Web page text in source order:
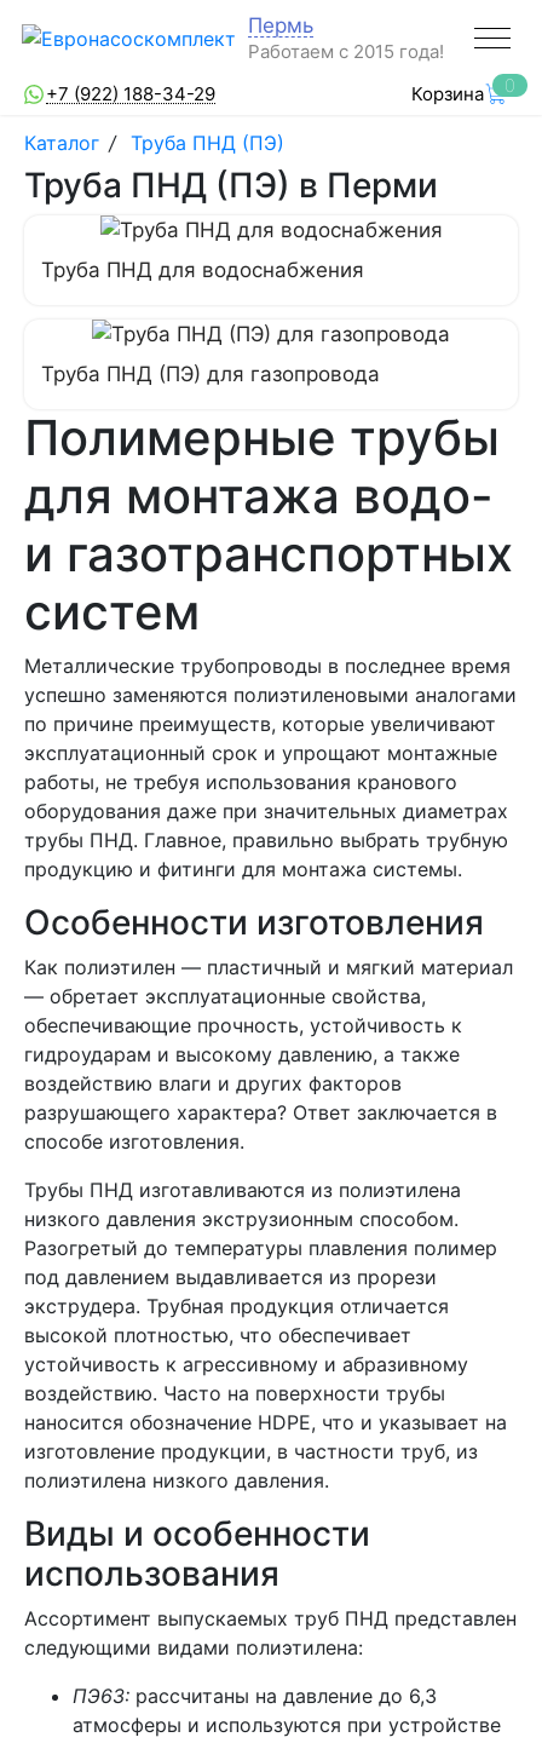
Пермь
Работаем с 2015 года!
+7 (922) 188-34-29
Корзина 0
Каталог / Труба ПНД (ПЭ)
Труба ПНД (ПЭ) в Перми
Труба ПНД для водоснабжения
Труба ПНД (ПЭ) для газопровода
Полимерные трубы
для монтажа водо-
и газотранспортных
систем
Металлические трубопроводы в последнее время
успешно заменяются полиэтиленовыми аналогами
по причине преимуществ, которые увеличивают
эксплуатационный срок и упрощают монтажные
работы, не требуя использования кранового
оборудования даже при значительных диаметрах
трубы ПНД. Главное, правильно выбрать трубную
продукцию и фитинги для монтажа системы.
Особенности изготовления
Как полиэтилен — пластичный и мягкий материал
— обретает эксплуатационные свойства,
обеспечивающие прочность, устойчивость к
гидроударам и высокому давлению, а также
воздействию влаги и других факторов
разрушающего характера? Ответ заключается в
способе изготовления.
Трубы ПНД изготавливаются из полиэтилена
низкого давления экструзионным способом.
Разогретый до температуры плавления полимер
под давлением выдавливается из прорези
экструдера. Трубная продукция отличается
высокой плотностью, что обеспечивает
устойчивость к агрессивному и абразивному
воздействию. Часто на поверхности трубы
наносится обозначение HDPE, что и указывает на
изготовление продукции, в частности труб, из
полиэтилена низкого давления.
Виды и особенности
использования
Ассортимент выпускаемых труб ПНД представлен
следующими видами полиэтилена:
ПЭ63: рассчитаны на давление до 6,3
атмосферы и используются при устройстве